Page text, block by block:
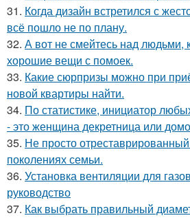
31. Когда дизайн встретился с
всё пошло не по плану.
32. А вот не смейтесь над людьми,
хорошие вещи с помоек.
33. Какие сюрпризы можно при
новой квартиры найти.
34. По статистике, инициатор
- это женщина декретница или
35. Не просто
поколениях семьи.
36. Установка вентиляции для
руководство
37. Как выбрать правильный